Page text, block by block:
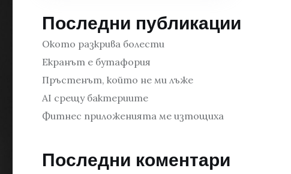
Последни публикации
Окото разкрива болести
Екранът е бутафория
Пръстенът, който не ми лъже
AI срещу бактериите
Фитнес приложенията ме изтощиха
Последни коментари